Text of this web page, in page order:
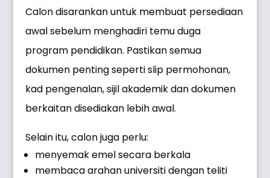
Calon disarankan untuk membuat persediaan
awal sebelum menghadiri temu duga
program pendidikan. Pastikan semua
dokumen penting seperti slip permohonan,
kad pengenalan, sijil akademik dan dokumen
berkaitan disediakan lebih awal.
Selain itu, calon juga perlu:
menyemak emel secara berkala
membaca arahan universiti dengan teliti